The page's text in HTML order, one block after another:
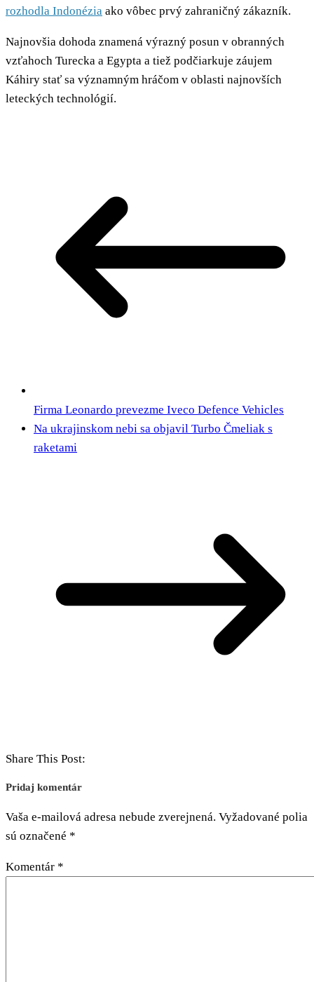
rozhodla Indonézia ako vôbec prvý zahraničný zákazník.
Najnovšia dohoda znamená výrazný posun v obranných
vzťahoch Turecka a Egypta a tiež podčiarkuje záujem
Káhiry stať sa významným hráčom v oblasti najnovších
leteckých technológií.
Firma Leonardo prevezme Iveco Defence Vehicles
Na ukrajinskom nebi sa objavil Turbo Čmeliak s
raketami
Share This Post:
Pridaj komentár
Vaša e-mailová adresa nebude zverejnená. Vyžadované polia
sú označené *
Komentár *